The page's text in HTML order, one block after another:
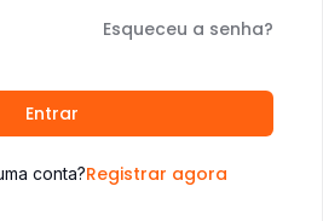
Esqueceu a senha?
Entrar
conta?Registrar agora